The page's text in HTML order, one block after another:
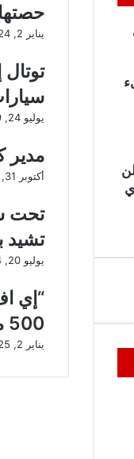
حصتها لـ 72%
يناير 2, 2024
يوليو 24, 2019
مدير
أكتوبر 31, 2021
تحت
تشيد
يوليو 20, 2024
“إي
500 مليون جنيه
يناير 2, 2025